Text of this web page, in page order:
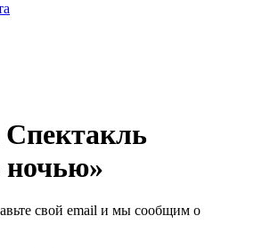
свой email и мы сообщим о